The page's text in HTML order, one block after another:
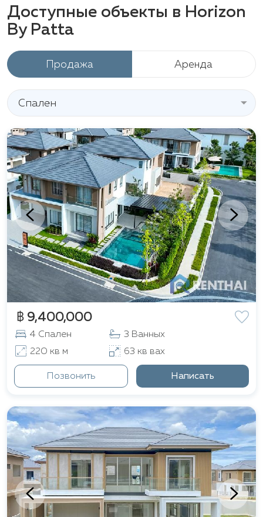
Доступные объекты в Horizon
By Patta
Продажа Аренда
Спален
฿ 9,400,000
4 Спален
3 Ванных
220 кв м
63 кв вах
Позвонить Написать